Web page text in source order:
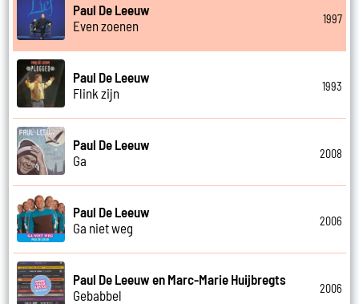
Paul De Leeuw
Even zoenen
1997
Paul De Leeuw
Flink zijn
1993
Paul De Leeuw
Ga
2008
Paul De Leeuw
Ga niet weg
2006
Paul De Leeuw en Marc-Marie Huijbregts
Gebabbel
2006